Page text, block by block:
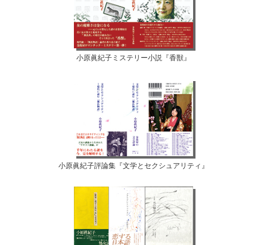
小原眞紀子ミステリー小説『香獣』
小原眞紀子評論集『文学とセクシュアリティ』